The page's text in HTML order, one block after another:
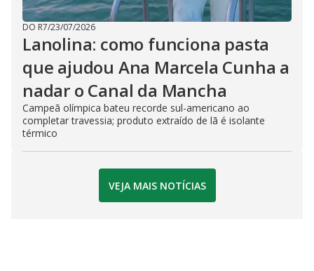
DO R7/23/07/2026
Lanolina: como funciona pasta
que ajudou Ana Marcela Cunha a
nadar o Canal da Mancha
Campeã olímpica bateu recorde sul-americano ao
completar travessia; produto extraído de lã é isolante
térmico
VEJA MAIS NOTÍCIAS